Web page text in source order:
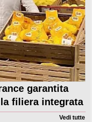
garantita
filiera integrata
Vedi tutte